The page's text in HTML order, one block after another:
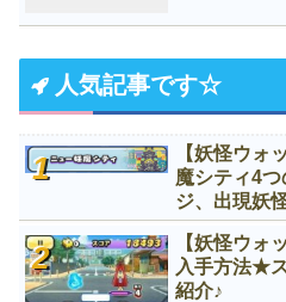
人気記事です☆
【妖怪ウォ
魔シティ4
ジ、出現妖
【妖怪ウォ
入手方法★
紹介♪